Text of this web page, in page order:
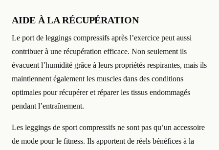
AIDE À LA RÉCUPÉRATION
Le port de leggings compressifs après l’exercice peut aussi
contribuer à une récupération efficace. Non seulement ils
évacuent l’humidité grâce à leurs propriétés respirantes, mais ils
maintiennent également les muscles dans des conditions
optimales pour récupérer et réparer les tissus endommagés
pendant l’entraînement.
Les leggings de sport compressifs ne sont pas qu’un accessoire
de mode pour le fitness. Ils apportent de réels bénéfices à la